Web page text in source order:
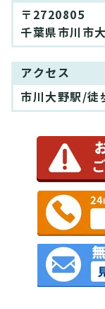
〒2720805
千葉県市川市
アクセス
市川大野駅/徒